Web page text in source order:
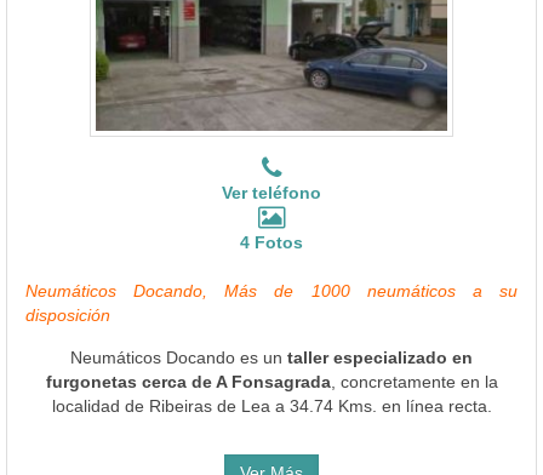
Ver teléfono
4 Fotos
Neumáticos Docando, Más de 1000 neumáticos a su
disposición
Neumáticos Docando es un taller especializado en
furgonetas cerca de A Fonsagrada, concretamente en la
localidad de Ribeiras de Lea a 34.74 Kms. en línea recta.